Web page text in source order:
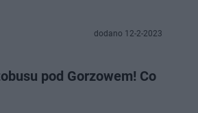
dodano 12-2-2023
pod Gorzowem! Co